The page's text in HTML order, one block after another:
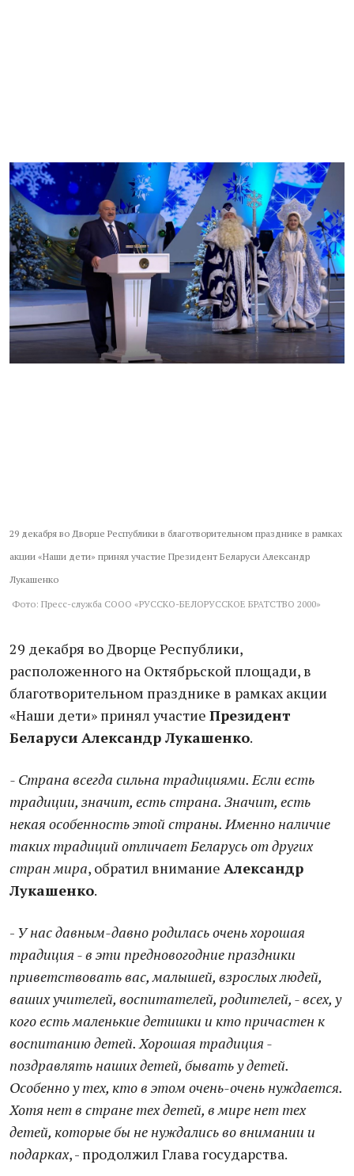
29 декабря во Дворце Республики в благотворительном празднике в рамках
акции «Наши дети» принял участие Президент Беларуси Александр
Лукашенко
Фото: Пресс-служба СООО «РУССКО-БЕЛОРУССКОЕ БРАТСТВО 2000»
29 декабря во Дворце Республики,
расположенного на Октябрьской площади, в
благотворительном празднике в рамках акции
«Наши дети» принял участие Президент
Беларуси Александр Лукашенко.
- Страна всегда сильна традициями. Если есть
традиции, значит, есть страна. Значит, есть
некая особенность этой страны. Именно наличие
таких традиций отличает Беларусь от других
стран мира, обратил внимание Александр
Лукашенко.
- У нас давным-давно родилась очень хорошая
традиция - в эти предновогодние праздники
приветствовать вас, малышей, взрослых людей,
ваших учителей, воспитателей, родителей, - всех, у
кого есть маленькие детишки и кто причастен к
воспитанию детей. Хорошая традиция -
поздравлять наших детей, бывать у детей.
Особенно у тех, кто в этом очень-очень нуждается.
Хотя нет в стране тех детей, в мире нет тех
детей, которые бы не нуждались во внимании и
подарках, - продолжил Глава государства.